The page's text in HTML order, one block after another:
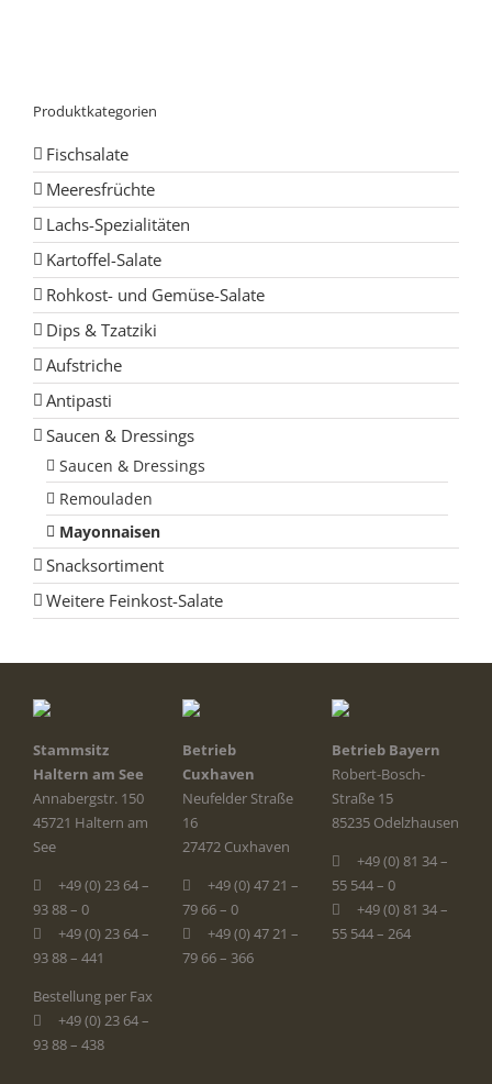
Produktkategorien
Fischsalate
Meeresfrüchte
Lachs-Spezialitäten
Kartoffel-Salate
Rohkost- und Gemüse-Salate
Dips & Tzatziki
Aufstriche
Antipasti
Saucen & Dressings
Saucen & Dressings
Remouladen
Mayonnaisen
Snacksortiment
Weitere Feinkost-Salate
Stammsitz
Haltern am See
Annabergstr. 150
45721 Haltern am
See
+49 (0) 23 64 –
93 88 – 0
+49 (0) 23 64 –
93 88 – 441
Bestellung per Fax
+49 (0) 23 64 –
93 88 – 438
Betrieb
Cuxhaven
Neufelder Straße
16
27472 Cuxhaven
+49 (0) 47 21 –
79 66 – 0
+49 (0) 47 21 –
79 66 – 366
Betrieb Bayern
Robert-Bosch-
Straße 15
85235 Odelzhausen
+49 (0) 81 34 –
55 544 – 0
+49 (0) 81 34 –
55 544 – 264